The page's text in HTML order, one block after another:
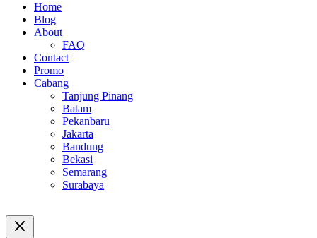
Home
Blog
About
FAQ
Contact
Promo
Cabang
Tanjung Pinang
Batam
Pekanbaru
Jakarta
Bandung
Bekasi
Semarang
Surabaya